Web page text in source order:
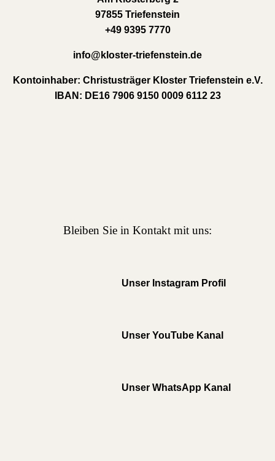
97855 Triefenstein
+49 9395 7770
info@kloster-triefenstein.de
Kontoinhaber: Christusträger Kloster Triefenstein e.V.
IBAN: DE16 7906 9150 0009 6112 23
Bleiben Sie in Kontakt mit uns:
Unser Instagram Profil
Unser YouTube Kanal
Unser WhatsApp Kanal